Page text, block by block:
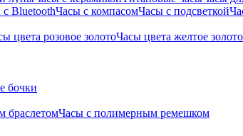
BluetoothЧасы с компасомЧасы с подсветкой
цвета розовое золотоЧасы цвета желтое золото
бочки
браслетомЧасы с полимерным ремешком